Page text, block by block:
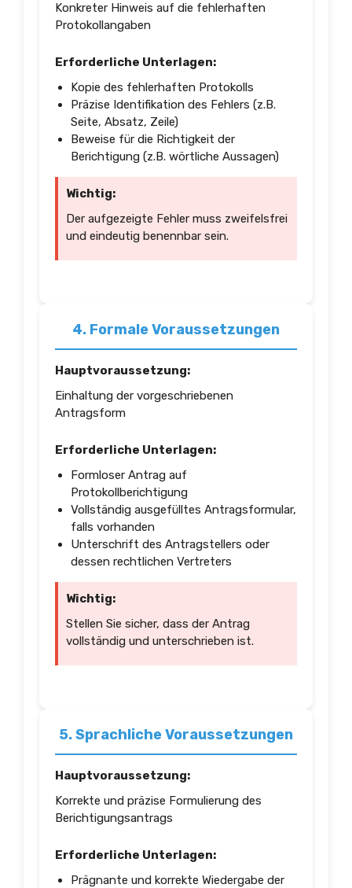
Konkreter Hinweis auf die fehlerhaften
Protokollangaben
Erforderliche Unterlagen:
Kopie des fehlerhaften Protokolls
Präzise Identifikation des Fehlers (z.B.
Seite, Absatz, Zeile)
Beweise für die Richtigkeit der
Berichtigung (z.B. wörtliche Aussagen)
Wichtig:
Der aufgezeigte Fehler muss zweifelsfrei
und eindeutig benennbar sein.
4. Formale Voraussetzungen
Hauptvoraussetzung:
Einhaltung der vorgeschriebenen
Antragsform
Erforderliche Unterlagen:
Formloser Antrag auf
Protokollberichtigung
Vollständig ausgefülltes Antragsformular,
falls vorhanden
Unterschrift des Antragstellers oder
dessen rechtlichen Vertreters
Wichtig:
Stellen Sie sicher, dass der Antrag
vollständig und unterschrieben ist.
5. Sprachliche Voraussetzungen
Hauptvoraussetzung:
Korrekte und präzise Formulierung des
Berichtigungsantrags
Erforderliche Unterlagen:
Prägnante und korrekte Wiedergabe der